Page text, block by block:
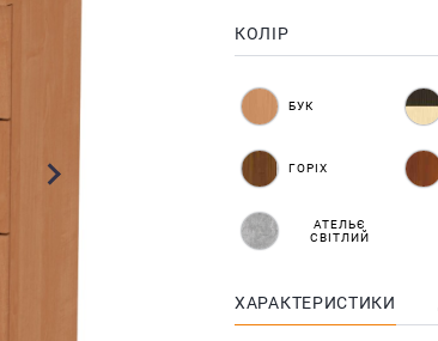
КОЛІР
БУК
ГОРІХ
АТЕЛЬЄ
СВІТЛИЙ
ХАРАКТЕРИСТИКИ